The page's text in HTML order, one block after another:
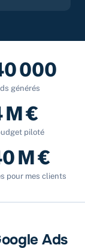
000
générés
M €
piloté
M €
pour mes clients
Ads